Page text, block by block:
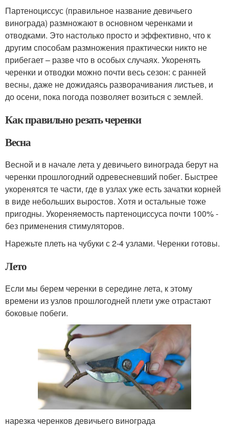
Партеноциссус (правильное название девичьего
винограда) размножают в основном черенками и
отводками. Это настолько просто и эффективно, что к
другим способам размножения практически никто не
прибегает – разве что в особых случаях. Укоренять
черенки и отводки можно почти весь сезон: с ранней
весны, даже не дожидаясь разворачивания листьев, и
до осени, пока погода позволяет возиться с землей.
Как правильно резать черенки
Весна
Весной и в начале лета у девичьего винограда берут на
черенки прошлогодний одревесневший побег. Быстрее
укоренятся те части, где в узлах уже есть зачатки корней
в виде небольших выростов. Хотя и остальные тоже
пригодны. Укореняемость партеноциссуса почти 100% -
без применения стимуляторов.
Нарежьте плеть на чубуки с 2-4 узлами. Черенки готовы.
Лето
Если мы берем черенки в середине лета, к этому
времени из узлов прошлогодней плети уже отрастают
боковые побеги.
нарезка черенков девичьего винограда